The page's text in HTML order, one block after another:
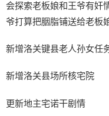
会探索老板娘和王爷有奸
爷打算把胭脂铺送给老板娘
新增洛关键县老人孙女任
新增洛关县场所核宅院
更新地主宅诺干剧情